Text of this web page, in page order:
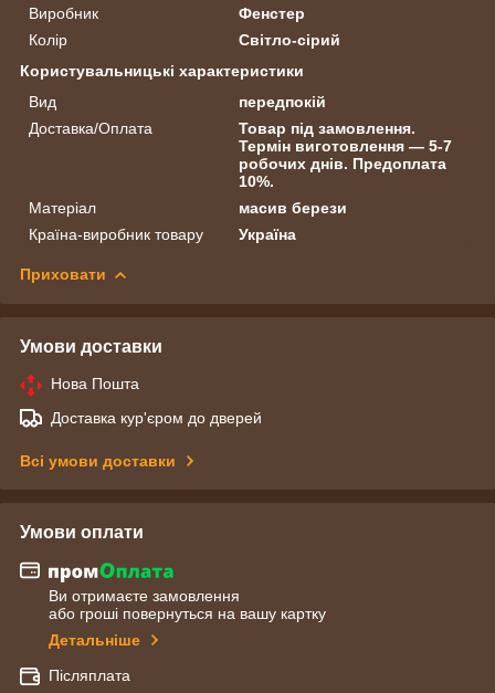
Виробник
Фенстер
Колір
Світло-сірий
Користувальницькі характеристики
Вид
передпокій
Доставка/Оплата
Товар під замовлення.
Термін виготовлення — 5-7
робочих днів. Предоплата
10%.
Матеріал
масив берези
Країна-виробник товару
Україна
Приховати
Умови доставки
Нова Пошта
Доставка кур'єром до дверей
Всі умови доставки
Умови оплати
Ви отримаєте замовлення
або гроші повернуться на вашу картку
Детальніше
Післяплата